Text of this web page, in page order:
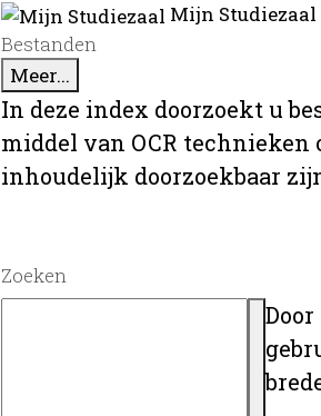
Mijn
Bestanden
Meer...
In deze index doorzoekt u
middel van OCR
inhoudelijk doorzoekbaar
Zoeken